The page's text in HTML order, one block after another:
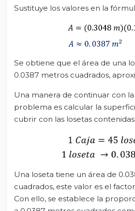
Sustituye los valores en la
Se obtiene que el área de una
0.0387 metros cuadrados,
Una manera de continuar con
problema es calcular la
cubrir con las losetas
Una loseta tiene un área de
cuadrados, este valor es el
Con ello, se establece la